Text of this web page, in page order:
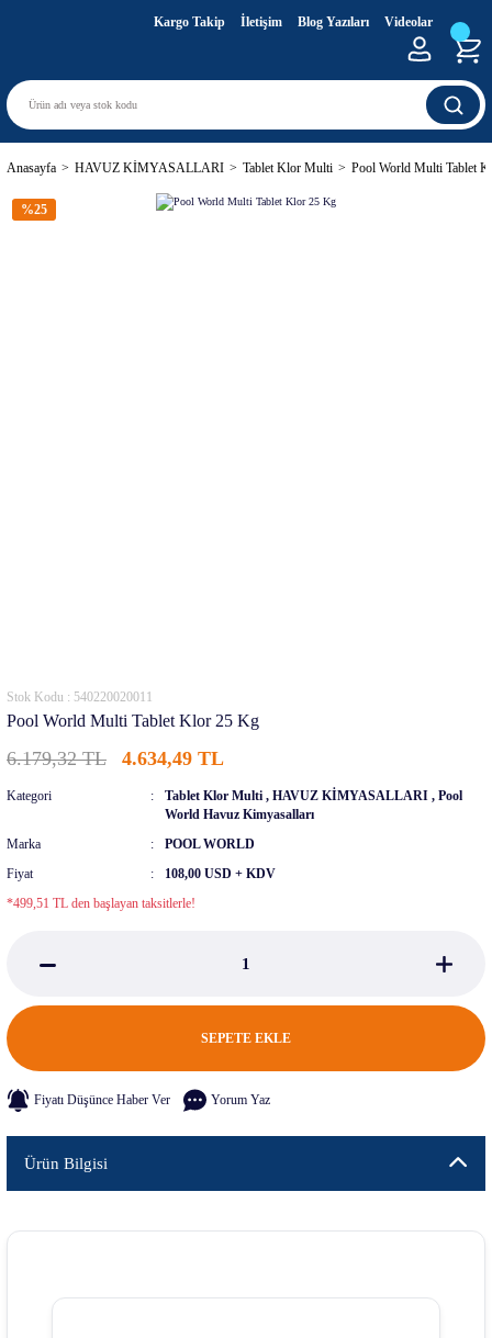
Kargo Takip İletişim Blog Yazıları Videolar
Anasayfa HAVUZ KİMYASALLARI Tablet Klor Multi Pool World Multi Tablet
%25
Stok Kodu : 540220020011
Pool World Multi Tablet Klor 25 Kg
6.179,32 TL 4.634,49 TL
Kategori Tablet Klor Multi , HAVUZ KİMYASALLARI , Pool
World Havuz Kimyasalları
Marka
POOL WORLD
Fiyat
108,00 USD + KDV
*499,51 TL den başlayan taksitlerle!
SEPETE EKLE
Fiyatı Düşünce Haber Ver Yorum Yaz
Ürün Bilgisi